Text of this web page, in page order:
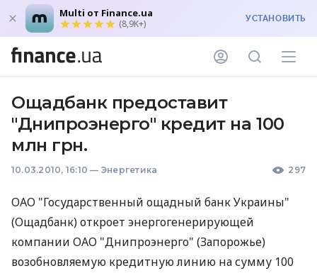
Multi от Finance.ua
(8,9K+) УСТАНОВИТЬ
Ощадбанк предоставит
"Днипроэнерго" кредит на 100
млн грн.
10.03.2010, 16:10 — Энергетика 297
ОАО "Государственный ощадный банк Украины"
(Ощадбанк) откроет энергогенерирующей
компании ОАО "Днипроэнерго" (Запорожье)
возобновляемую кредитную линию на сумму 100